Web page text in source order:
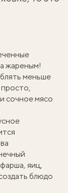
жареным!
меньше
просто,
сочное мясо
яиц,
блюдо